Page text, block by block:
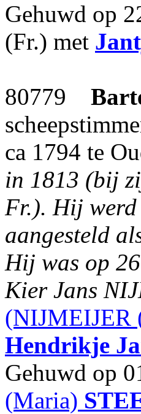
Gehuwd op
(Fr.) met
80779
ca 1794 te
in 1813 (bij
Fr.). Hij
aangesteld
Hij was op
Kier Jans
(NIJMEIJER
Hendrikje
Gehuwd op
(Maria)